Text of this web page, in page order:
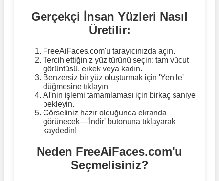
Gerçekçi İnsan Yüzleri Nasıl
Üretilir:
FreeAiFaces.com'u tarayıcınızda açın.
Tercih ettiğiniz yüz türünü seçin: tam vücut
görüntüsü, erkek veya kadın.
Benzersiz bir yüz oluşturmak için 'Yenile'
düğmesine tıklayın.
AI'nin işlemi tamamlaması için birkaç saniye
bekleyin.
Görseliniz hazır olduğunda ekranda
görünecek—'İndir' butonuna tıklayarak
kaydedin!
Neden FreeAiFaces.com'u
Seçmelisiniz?